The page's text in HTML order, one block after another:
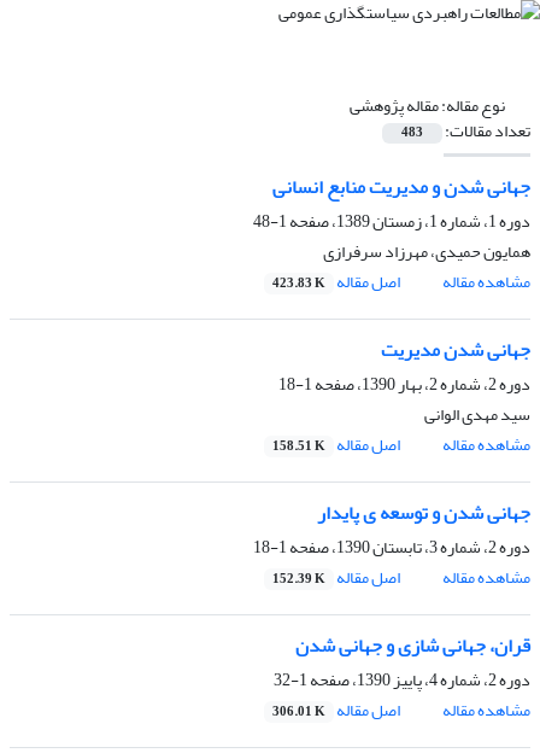
نوع مقاله:مقاله پژوهشی
تعداد مقالات: 483
جهانی شدن و مدیریت منابع انسانی
دوره 1، شماره 1، زمستان 1389، صفحه
1-48
همایون حمیدی، مهرزاد سرفرازی
مشاهده مقاله
اصل مقاله 423.83 K
جهانی شدن مدیریت
دوره 2، شماره 2، بهار 1390، صفحه
1-18
سید مهدی الوانی
مشاهده مقاله
اصل مقاله 158.51 K
جهانی شدن و توسعه ی پایدار
دوره 2، شماره 3، تابستان 1390، صفحه
1-18
مشاهده مقاله
اصل مقاله 152.39 K
قران، جهانی شازی و جهانی شدن
دوره 2، شماره 4، پاییز 1390، صفحه
1-32
مشاهده مقاله
اصل مقاله 306.01 K